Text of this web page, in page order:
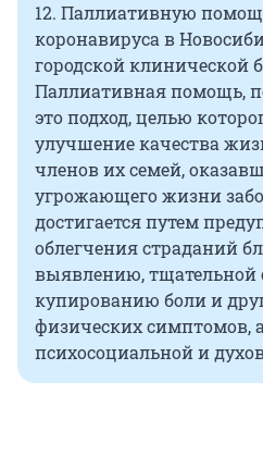
12. Паллиативную
коронавируса в
городской клинической
Паллиативная помощь,
это подход, целью
улучшение качества
членов их семей,
угрожающего жизни
достигается путем
облегчения страданий
выявлению, тщательной
купированию боли и
физических симптомов,
психосоциальной и